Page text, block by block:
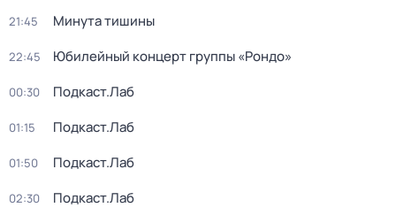
21:45 Минута тишины
22:45 Юбилейный концерт группы «Рондо»
00:30 Подкаст.Лаб
01:15 Подкаст.Лаб
01:50 Подкаст.Лаб
02:30 Подкаст.Лаб